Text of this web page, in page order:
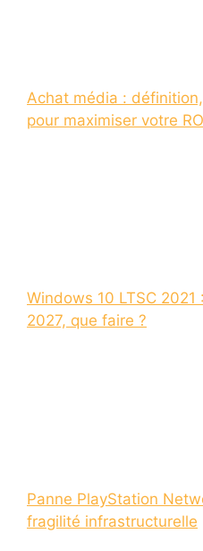
Achat média :
pour maximiser votre
Windows 10 LTSC
2027, que faire ?
Panne PlayStation
fragilité infrastructurelle